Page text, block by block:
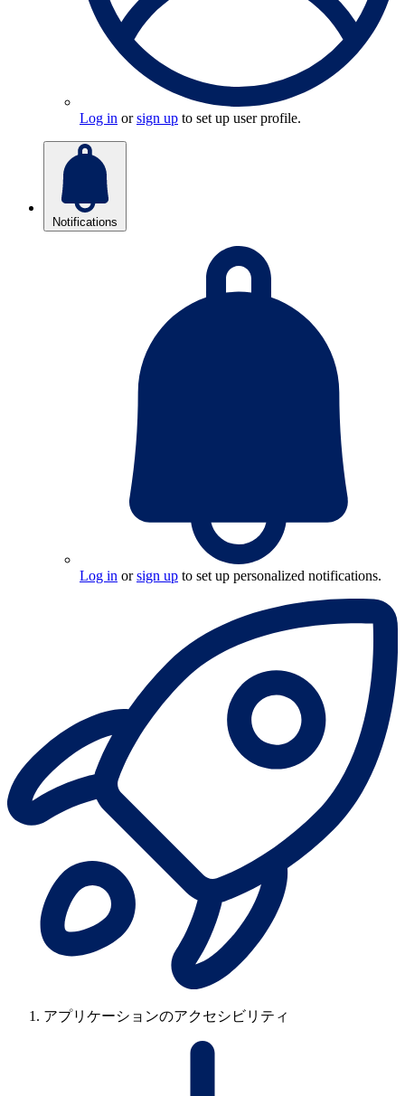
Log in orsign up to set up user profile.
Notifications
Log in orsign up to set up personalized notifications.
アプリケーションのアクセシビリティ